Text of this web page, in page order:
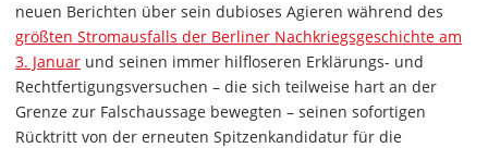
neuen Berichten über sein dubioses Agieren während des
größten Stromausfalls der Berliner Nachkriegsgeschichte am
3. Januar und seinen immer hilfloseren Erklärungs- und
Rechtfertigungsversuchen – die sich teilweise hart an der
Grenze zur Falschaussage bewegten – seinen sofortigen
Rücktritt von der erneuten Spitzenkandidatur für die